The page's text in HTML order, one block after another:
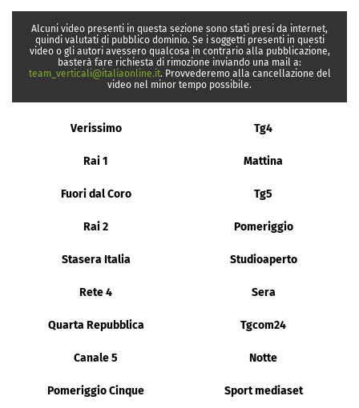
Alcuni video presenti in questa sezione sono stati presi da internet,
quindi valutati di pubblico dominio. Se i soggetti presenti in questi
video o gli autori avessero qualcosa in contrario alla pubblicazione,
basterà fare richiesta di rimozione inviando una mail a:
team_verticali@italiaonline.it. Provvederemo alla cancellazione del
video nel minor tempo possibile.
Verissimo Tg4
Rai 1 Mattina
Fuori dal Coro Tg5
Rai 2 Pomeriggio
Stasera Italia Studioaperto
Rete 4 Sera
Quarta Repubblica Tgcom24
Canale 5 Notte
Pomeriggio Cinque Sport mediaset